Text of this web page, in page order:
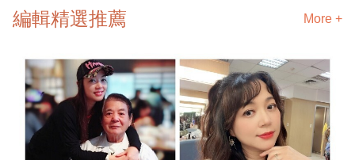
編輯精選推薦 More +